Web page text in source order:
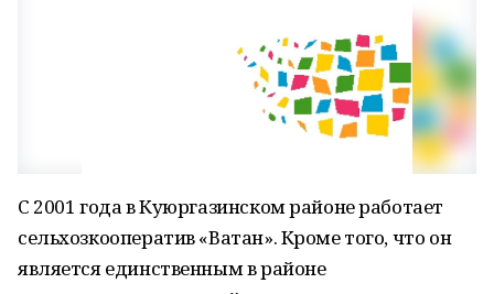
С 2001 года в Куюргазинском районе работает
сельхозкооператив «Ватан». Кроме того, что он
является единственным в районе